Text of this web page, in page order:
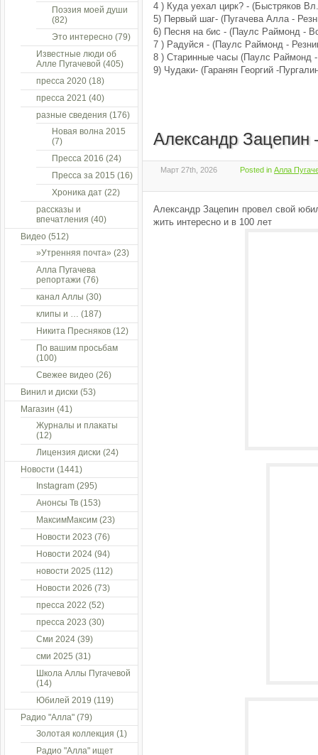
4 ) Куда уехал цирк? - (Быстряков
5) Первый шаг- (Пугачева Алла -
6) Песня на бис - (Паулс Раймонд -
7 ) Радуйся - (Паулс Раймонд -
8 ) Старинные часы (Паулс Раймонд
9) Чудаки- (Гаранян Георгий -
Александр
Март 27th, 2026 Posted in Алла
Александр Зацепин провел свой
жить интересно и в 100 лет
Поэзия моей души
(82)
Это интересно (79)
Известные люди об
Алле Пугачевой (405)
пресса 2020 (18)
пресса 2021 (40)
разные сведения (176)
Новая волна 2015
(7)
Пресса 2016 (24)
Пресса за 2015 (16)
Хроника дат (22)
рассказы и
впечатления (40)
Видео (512)
»Утренняя почта» (23)
Алла Пугачева
репортажи (76)
канал Аллы (30)
клипы и … (187)
Никита Пресняков (12)
По вашим просьбам
(100)
Свежее видео (26)
Винил и диски (53)
Магазин (41)
Журналы и плакаты
(12)
Лицензия диски (24)
Новости (1441)
Instagram (295)
Анонсы Тв (153)
МаксимМаксим (23)
Новости 2023 (76)
Новости 2024 (94)
новости 2025 (112)
Новости 2026 (73)
пресса 2022 (52)
пресса 2023 (30)
Сми 2024 (39)
сми 2025 (31)
Школа Аллы Пугачевой
(14)
Юбилей 2019 (119)
Радио "Алла" (79)
Золотая коллекция (1)
Радио "Алла" ищет